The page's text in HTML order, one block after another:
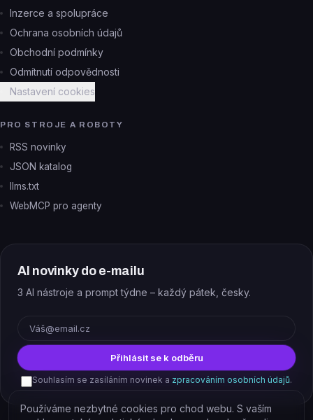
Inzerce a spolupráce
Ochrana osobních údajů
Obchodní podmínky
Odmítnutí odpovědnosti
Nastavení cookies
PRO STROJE A ROBOTY
RSS novinky
JSON katalog
llms.txt
WebMCP pro agenty
AI novinky do e-mailu
3 AI nástroje a prompt týdne – každý pátek, česky.
Přihlásit se k odběru
Souhlasím se zasíláním novinek a zpracováním osobních údajů.
Používáme nezbytné cookies pro chod webu. S vaším